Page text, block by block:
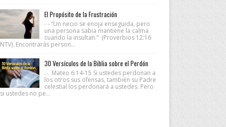
El Propósito de la Frustración
- - “Un necio se enoja enseguida, pero
una persona sabia mantiene la calma
cuando la insultan.” (Proverbios 12:16
NTV). Encontrarás person...
30 Versículos de la Biblia sobre el Perdón
. . Mateo 6:14-15 Si ustedes perdonan a
los otros sus ofensas, también su Padre
celestial los perdonará a ustedes. Pero
si ustedes no pe...